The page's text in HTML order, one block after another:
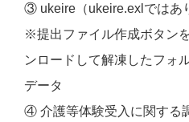
③ ukeire（ukeire.exlではあ
※提出ファイル作成ボタン
ンロードして解凍したフ
データ
④ 介護等体験受入に関する